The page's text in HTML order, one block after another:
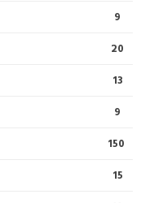
9
20
13
9
150
15